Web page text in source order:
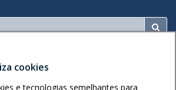
cookies
e tecnologias semelhantes para